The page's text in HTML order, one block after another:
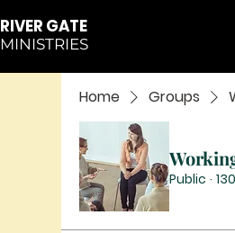
RIVER GATE
MINISTRIES
Home Groups
Public ·